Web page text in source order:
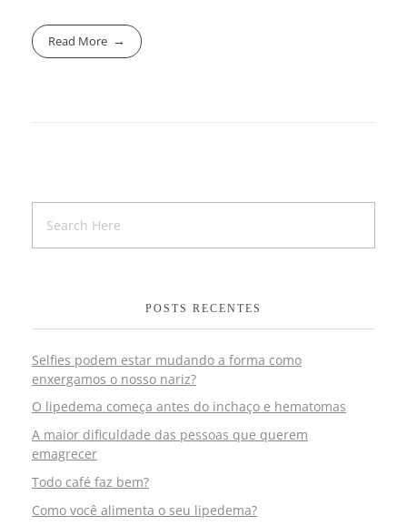
Read More
POSTS RECENTES
Selfies podem estar mudando a forma como
enxergamos o nosso nariz?
O lipedema começa antes do inchaço e hematomas
A maior dificuldade das pessoas que querem
emagrecer
Todo café faz bem?
Como você alimenta o seu lipedema?